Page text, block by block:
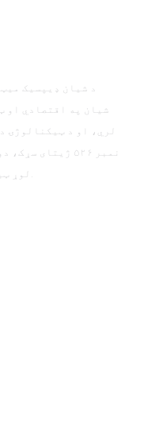
د شيان ډيپسيک
شيان په اقتصادي او
لري، او د ټیکنالوژۍ
نمبر ۵۲۶
لوړ ټیک پراختیا زون، شيان کې موقعیت لري.